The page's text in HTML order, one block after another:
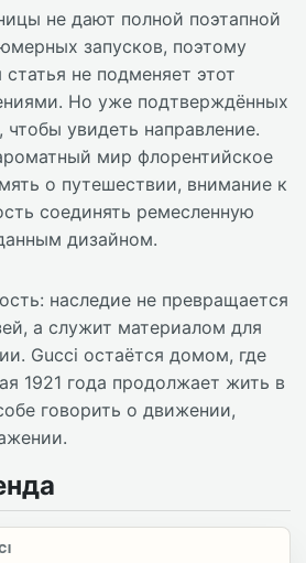
не дают полной поэтапной
запусков, поэтому
не подменяет этот
Но уже подтверждённых
увидеть направление.
мир флорентийское
о путешествии, внимание к
соединять ремесленную
дизайном.
наследие не превращается
а служит материалом для
Gucci остаётся домом, где
1921 года продолжает жить в
говорить о движении,